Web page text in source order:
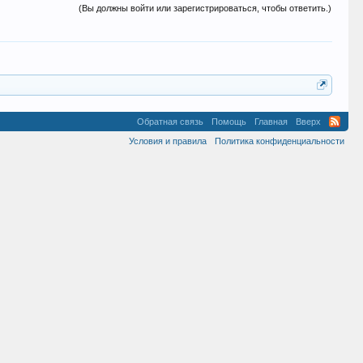
(Вы должны войти или зарегистрироваться, чтобы ответить.)
Обратная связь Помощь Главная
Вверх
Условия и правила
Политика конфиденциальности